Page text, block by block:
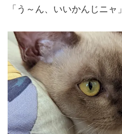
「う～ん、いいかんじニャ」